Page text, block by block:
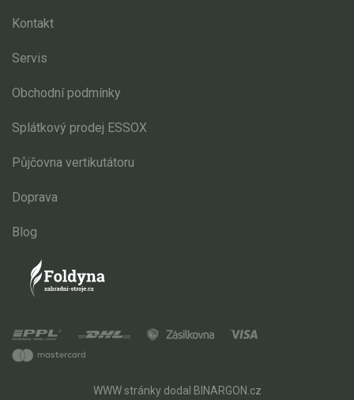
Kontakt
Servis
Obchodní podmínky
Splátkový prodej ESSOX
Půjčovna vertikutátoru
Doprava
Blog
WWW stránkydodal BINARGON.cz